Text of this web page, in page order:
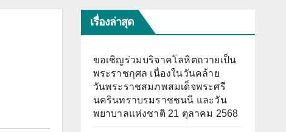
เรื่องล่าสุด
ขอเชิญร่วมบริจาคโลหิตถวายเป็น
พระราชกุศล เนื่องในวันคล้าย
วันพระราชสมภพสมเด็จพระศรี
นครินทราบรมราชชนนี และวัน
พยาบาลแห่งชาติ 21 ตุลาคม 2568